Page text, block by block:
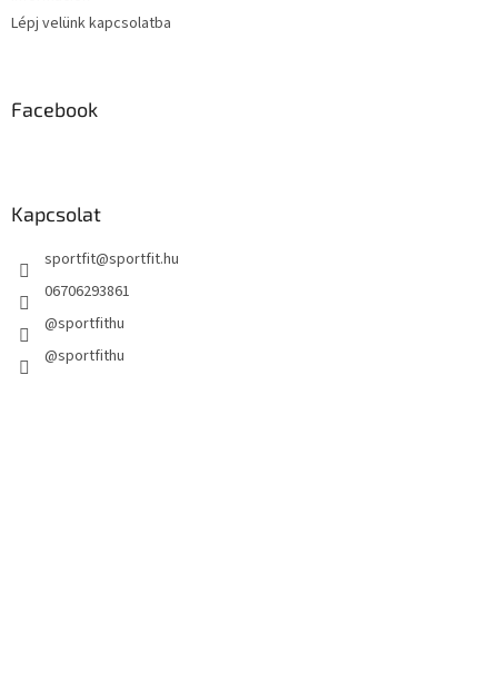
Lépj velünk kapcsolatba
Facebook
Kapcsolat
sportfit@sportfit.hu
06706293861
@sportfithu
@sportfithu